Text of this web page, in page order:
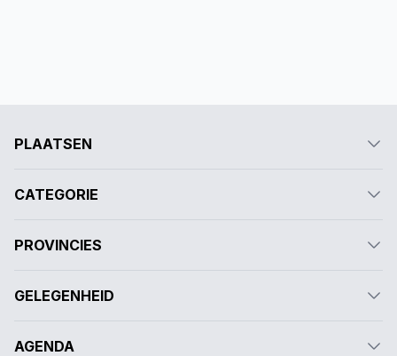
PLAATSEN
CATEGORIE
PROVINCIES
GELEGENHEID
AGENDA